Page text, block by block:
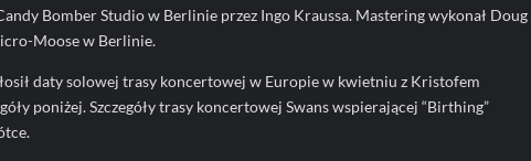
Bomber Studio w Berlinie przez Ingo Kraussa. Mastering wykonał Doug
Moose w Berlinie.
daty solowej trasy koncertowej w Europie w kwietniu z Kristofem
poniżej. Szczegóły trasy koncertowej Swans wspierającej “Birthing”